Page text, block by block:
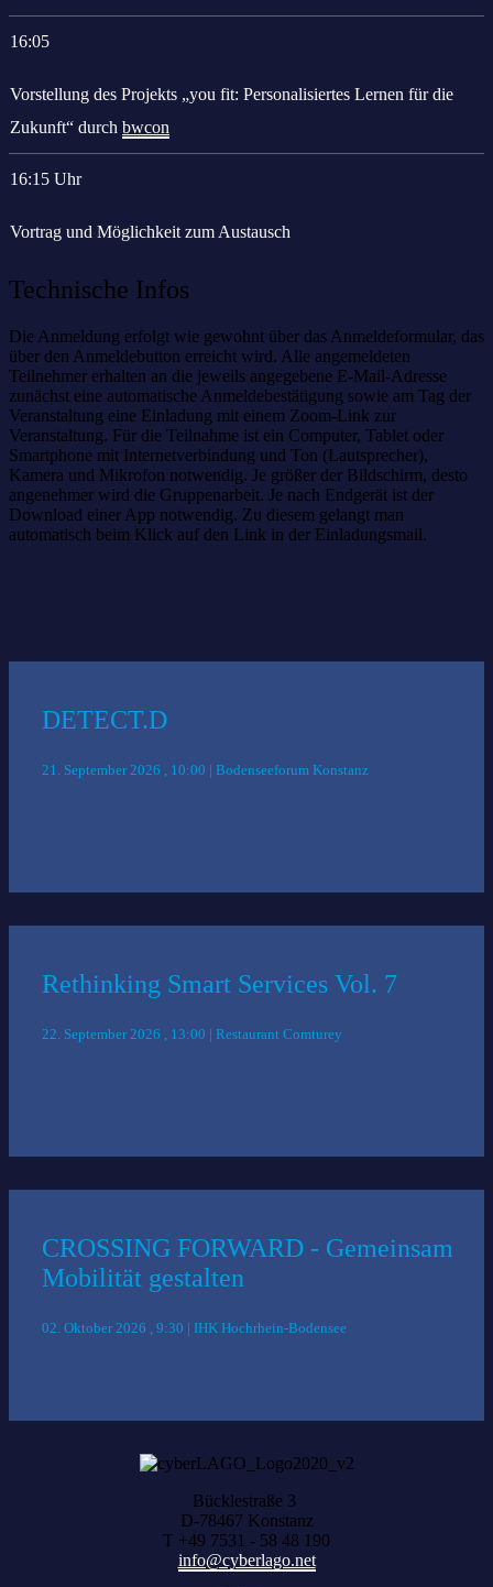
16:05
Vorstellung des Projekts „you fit: Personalisiertes Lernen für die
Zukunft“ durch bwcon
16:15 Uhr
Vortrag und Möglichkeit zum Austausch
Technische Infos
Die Anmeldung erfolgt wie gewohnt über das Anmeldeformular, das
über den Anmeldebutton erreicht wird. Alle angemeldeten
Teilnehmer erhalten an die jeweils angegebene E-Mail-Adresse
zunächst eine automatische Anmeldebestätigung sowie am Tag der
Veranstaltung eine Einladung mit einem Zoom-Link zur
Veranstaltung. Für die Teilnahme ist ein Computer, Tablet oder
Smartphone mit Internetverbindung und Ton (Lautsprecher),
Kamera und Mikrofon notwendig. Je größer der Bildschirm, desto
angenehmer wird die Gruppenarbeit. Je nach Endgerät ist der
Download einer App notwendig. Zu diesem gelangt man
automatisch beim Klick auf den Link in der Einladungsmail.
DETECT.D
21. September 2026 , 10:00 | Bodenseeforum Konstanz
Rethinking Smart Services Vol. 7
22. September 2026 , 13:00 | Restaurant Comturey
CROSSING FORWARD - Gemeinsam
Mobilität gestalten
02. Oktober 2026 , 9:30 | IHK Hochrhein-Bodensee
Bücklestraße 3
D-78467 Konstanz
T +49 7531 - 58 48 190
info@cyberlago.net